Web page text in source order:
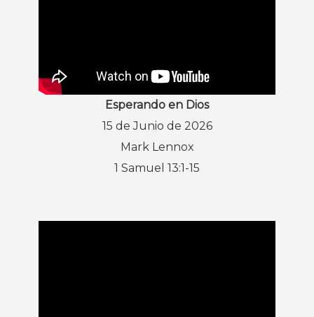
Esperando en Dios
15 de Junio de 2026
Mark Lennox
1 Samuel 13:1-15